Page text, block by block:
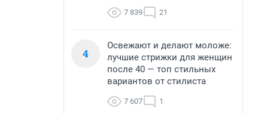
7 839 21
4
Освежают и делают моложе:
лучшие стрижки для женщин
после 40 — топ стильных
вариантов от стилиста
7 607 1